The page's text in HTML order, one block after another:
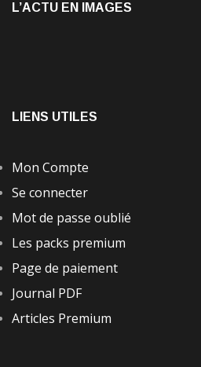
L’ACTU EN IMAGES
LIENS UTILES
Mon Compte
Se connecter
Mot de passe oublié
Les packs premium
Page de paiement
Journal PDF
Articles Premium